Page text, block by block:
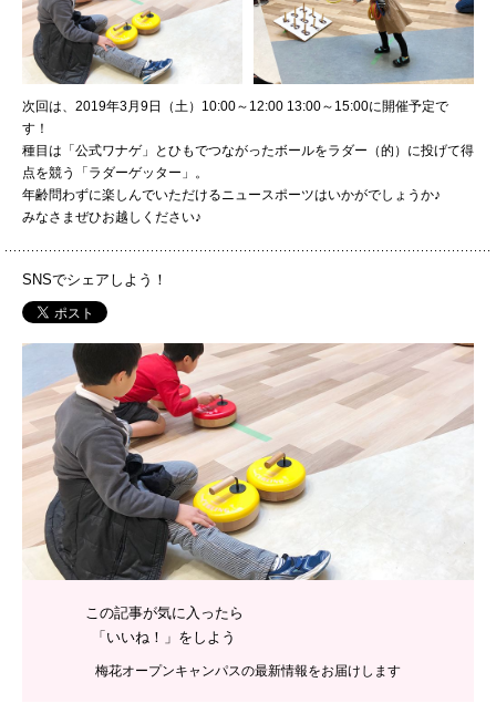
お問い合わせ サイトマップ English
BCCS 梅花メール 入学前プログラム
次回は、2019年3月9日（土）10:00～12:00 13:00～15:00に開催予定で
す！
種目は「公式ワナゲ」とひもでつながったボールをラダー（的）に投げて得
点を競う「ラダーゲッター」。
年齢問わずに楽しんでいただけるニュースポーツはいかがでしょうか♪
みなさまぜひお越しください♪
SNSでシェアしよう！
この記事が気に入ったら
「いいね！」をしよう
梅花オープンキャンパスの最新情報をお届けします